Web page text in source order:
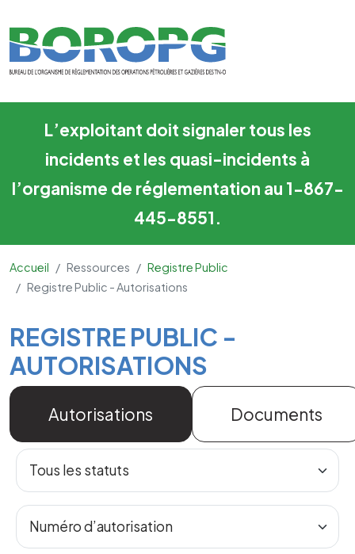
L’exploitant doit signaler tous les
incidents et les quasi-incidents à
l’organisme de réglementation au 1-867-
445-8551.
Accueil Ressources
Registre Public
Registre Public - Autorisations
Main Content
REGISTRE PUBLIC -
AUTORISATIONS
Autorisations Documents